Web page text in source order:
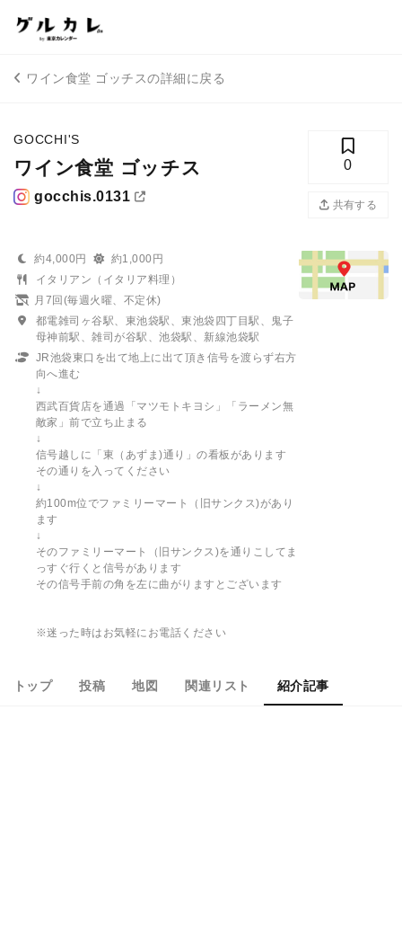
ワイン食堂 ゴッチスの詳細に戻る
GOCCHI'S
ワイン食堂 ゴッチス
gocchis.0131
0
共有する
約4,000円
約1,000円
イタリアン（イタリア料理）
月7回(毎週火曜、不定休)
都電雑司ヶ谷駅、東池袋駅、東池袋四丁目駅、鬼子
母神前駅、雑司が谷駅、池袋駅、新線池袋駅
JR池袋東口を出て地上に出て頂き信号を渡らず右方
向へ進む
↓
西武百貨店を通過「マツモトキヨシ」「ラーメン無
敵家」前で立ち止まる
↓
信号越しに「東（あずま)通り」の看板があります
その通りを入ってください
↓
約100m位でファミリーマート（旧サンクス)があり
ます
↓
そのファミリーマート（旧サンクス)を通りこしてま
っすぐ行くと信号があります
その信号手前の角を左に曲がりますとございます
※迷った時はお気軽にお電話ください
トップ 投稿 地図 関連リスト 紹介記事